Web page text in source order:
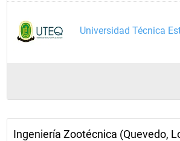
Universidad Técnica
Ingeniería Zootécnica (Quevedo,